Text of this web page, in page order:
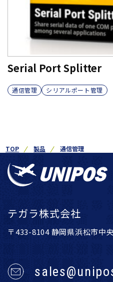
Serial Port Splitter
通信管理 シリアルポート管理
TOP 製品 通信管理
テガラ株式会社
〒433-8104 静岡県浜松市中